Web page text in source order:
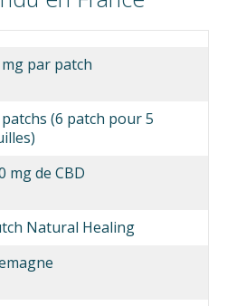
mg par patch
(6 patch pour 5
mg de CBD
Natural Healing